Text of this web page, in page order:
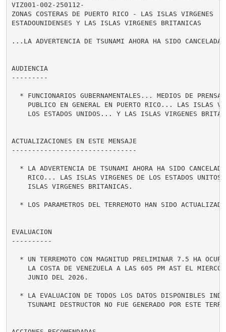
VIZ001-002-250112-
ZONAS COSTERAS DE PUERTO RICO - LAS ISLAS VIRGENES
ESTADOUNIDENSES Y LAS ISLAS VIRGENES BRITANICAS
...LA ADVERTENCIA DE TSUNAMI AHORA HA SIDO
AUDIENCIA
---------
* FUNCIONARIOS GUBERNAMENTALES... MEDIOS DE
PUBLICO EN GENERAL EN PUERTO RICO... LAS ISLAS
LOS ESTADOS UNIDOS... Y LAS ISLAS VIRGENES
ACTUALIZACIONES EN ESTE MENSAJE
-------------------------------
* LA ADVERTENCIA DE TSUNAMI AHORA HA SIDO
RICO... LAS ISLAS VIRGENES DE LOS ESTADOS
    ISLAS VIRGENES BRITANICAS.
* LOS PARAMETROS DEL TERREMOTO HAN SIDO
EVALUACION
----------
* UN TERREMOTO CON MAGNITUD PRELIMINAR 7.5 HA
LA COSTA DE VENEZUELA A LAS 605 PM AST EL
    JUNIO DEL 2026.
* LA EVALUACION DE TODOS LOS DATOS DISPONIBLES
TSUNAMI DESTRUCTOR NO FUE GENERADO POR ESTE